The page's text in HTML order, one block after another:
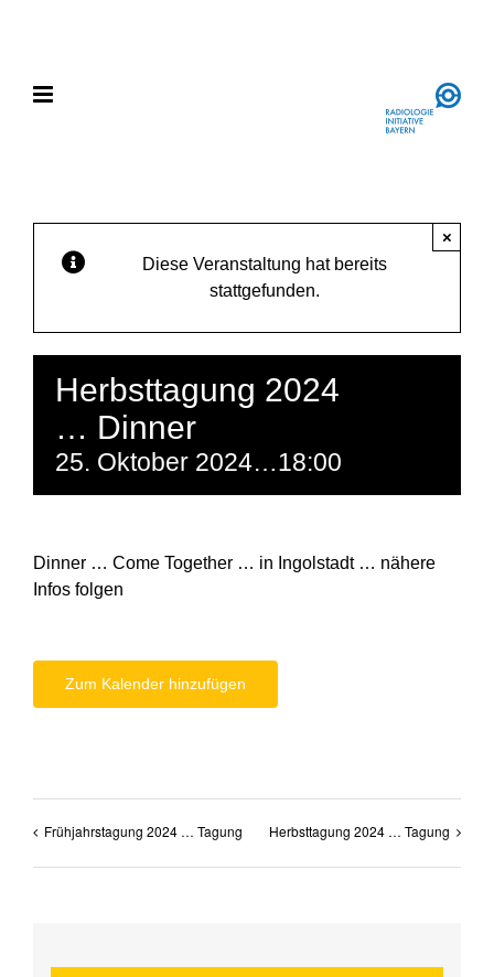
Diese Veranstaltung hat bereits
stattgefunden.
×
Herbsttagung 2024
… Dinner
25. Oktober 2024…18:00
Dinner … Come Together … in Ingolstadt … nähere
Infos folgen
Zum Kalender hinzufügen
Frühjahrstagung 2024 … Tagung Herbsttagung 2024 … Tagung